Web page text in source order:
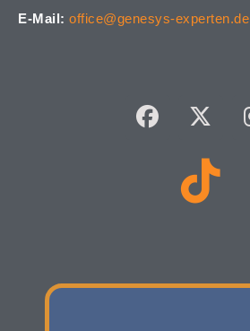
E-Mail: office@genesys-experten.de